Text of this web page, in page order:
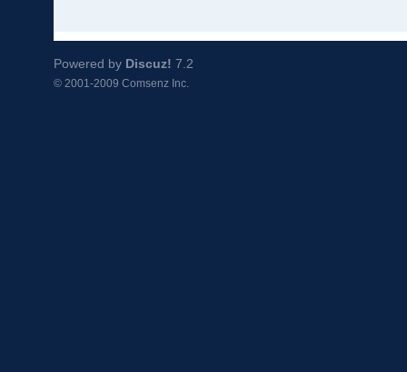
Powered by Discuz! 7.2
© 2001-2009 Comsenz Inc.